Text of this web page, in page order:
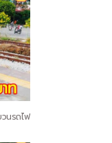
นรถไฟ